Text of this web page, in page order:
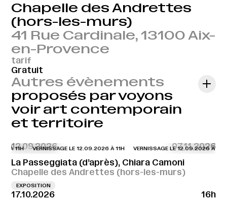
Chapelle des Andrettes
(hors-les-murs)
41 Rue Cardinale, 13100 Aix-
en-Provence
tarif
Gratuit
Autres évènements
proposés par voyons
voir art contemporain
et territoire
12.09.2026 07.11.2026
À 11H VERNISSAGE LE 12.09.2026 À 11H VERNISSAGE LE 12.09.2026 À 11H
La Passeggiata (d’après), Chiara Camoni
Chapelle des Andrettes (hors-les-murs)
EXPOSITION
17.10.2026
16h